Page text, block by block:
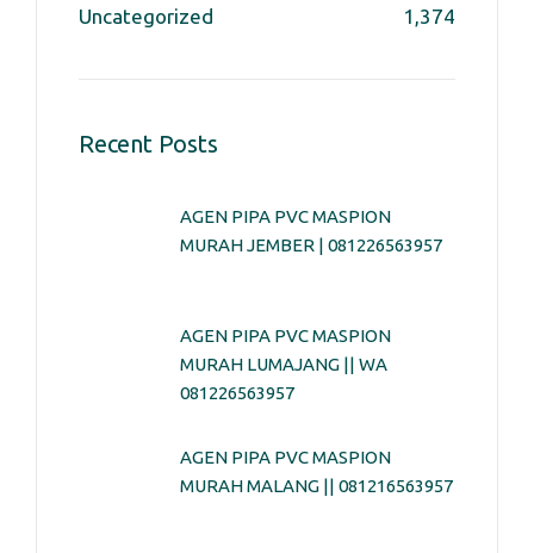
Uncategorized 1,374
Recent Posts
AGEN PIPA PVC MASPION
MURAH JEMBER | 081226563957
AGEN PIPA PVC MASPION
MURAH LUMAJANG || WA
081226563957
AGEN PIPA PVC MASPION
MURAH MALANG || 081216563957